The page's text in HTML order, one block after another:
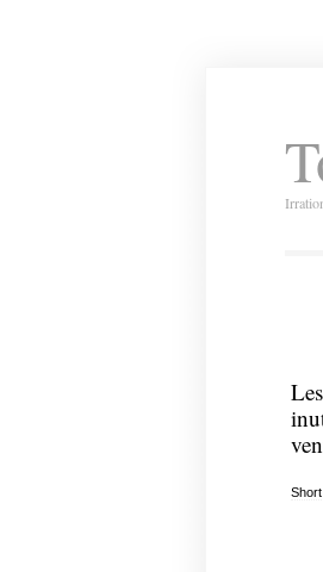
Short